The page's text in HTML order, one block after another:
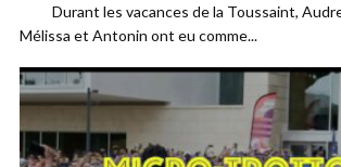
Durant les vacances de la Toussaint,
Mélissa et Antonin ont eu comme...